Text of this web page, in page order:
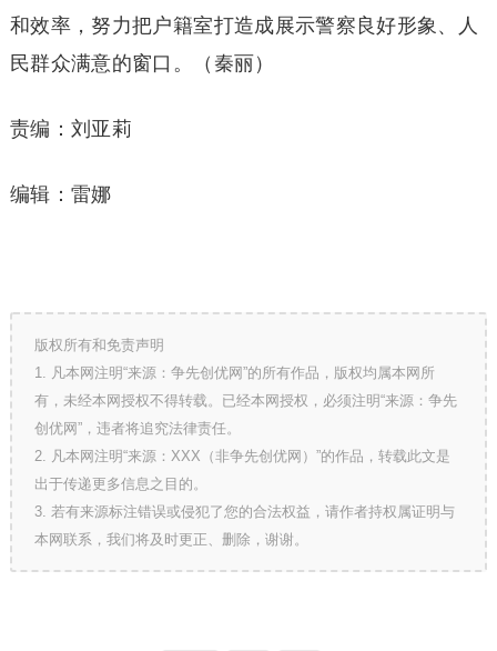
和效率，努力把户籍室打造成展示警察良好形象、人
民群众满意的窗口。（秦丽）
责编：刘亚莉
编辑：雷娜
版权所有和免责声明
1. 凡本网注明“来源：争先创优网”的所有作品，版权均属本网所
有，未经本网授权不得转载。已经本网授权，必须注明“来源：争先
创优网”，违者将追究法律责任。
2. 凡本网注明“来源：XXX（非争先创优网）”的作品，转载此文是
出于传递更多信息之目的。
3. 若有来源标注错误或侵犯了您的合法权益，请作者持权属证明与
本网联系，我们将及时更正、删除，谢谢。